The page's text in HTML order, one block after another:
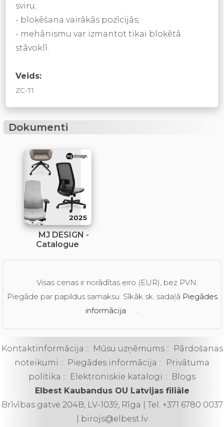
sviru;
- bloķēšana vairākās pozīcijās;
- mehānismu var izmantot tikai bloķētā
stāvoklī.
Veids:
ZC-T1
Dokumenti
MJ DESIGN -
Catalogue
Visas cenas ir norādītas eiro (EUR), bez PVN.
Piegāde par papildus samaksu. Sīkāk sk. sadaļā Piegādes
informācija
Kontaktinformācija :: Mūsu uzņēmums:: Pārdošanas
noteikumi :: Piegādes informācija :: Privātuma
politika :: Elektroniskie katalogi :: Blogs
Elbest Kaubandus OU Latvijas filiāle
Brīvības gatve 204B, LV-1039, Rīga | Tel. +371 6780 0037
| birojs@elbest.lv